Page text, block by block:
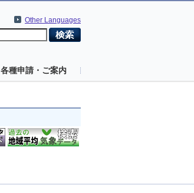
Other Languages
各種申請・ご案内